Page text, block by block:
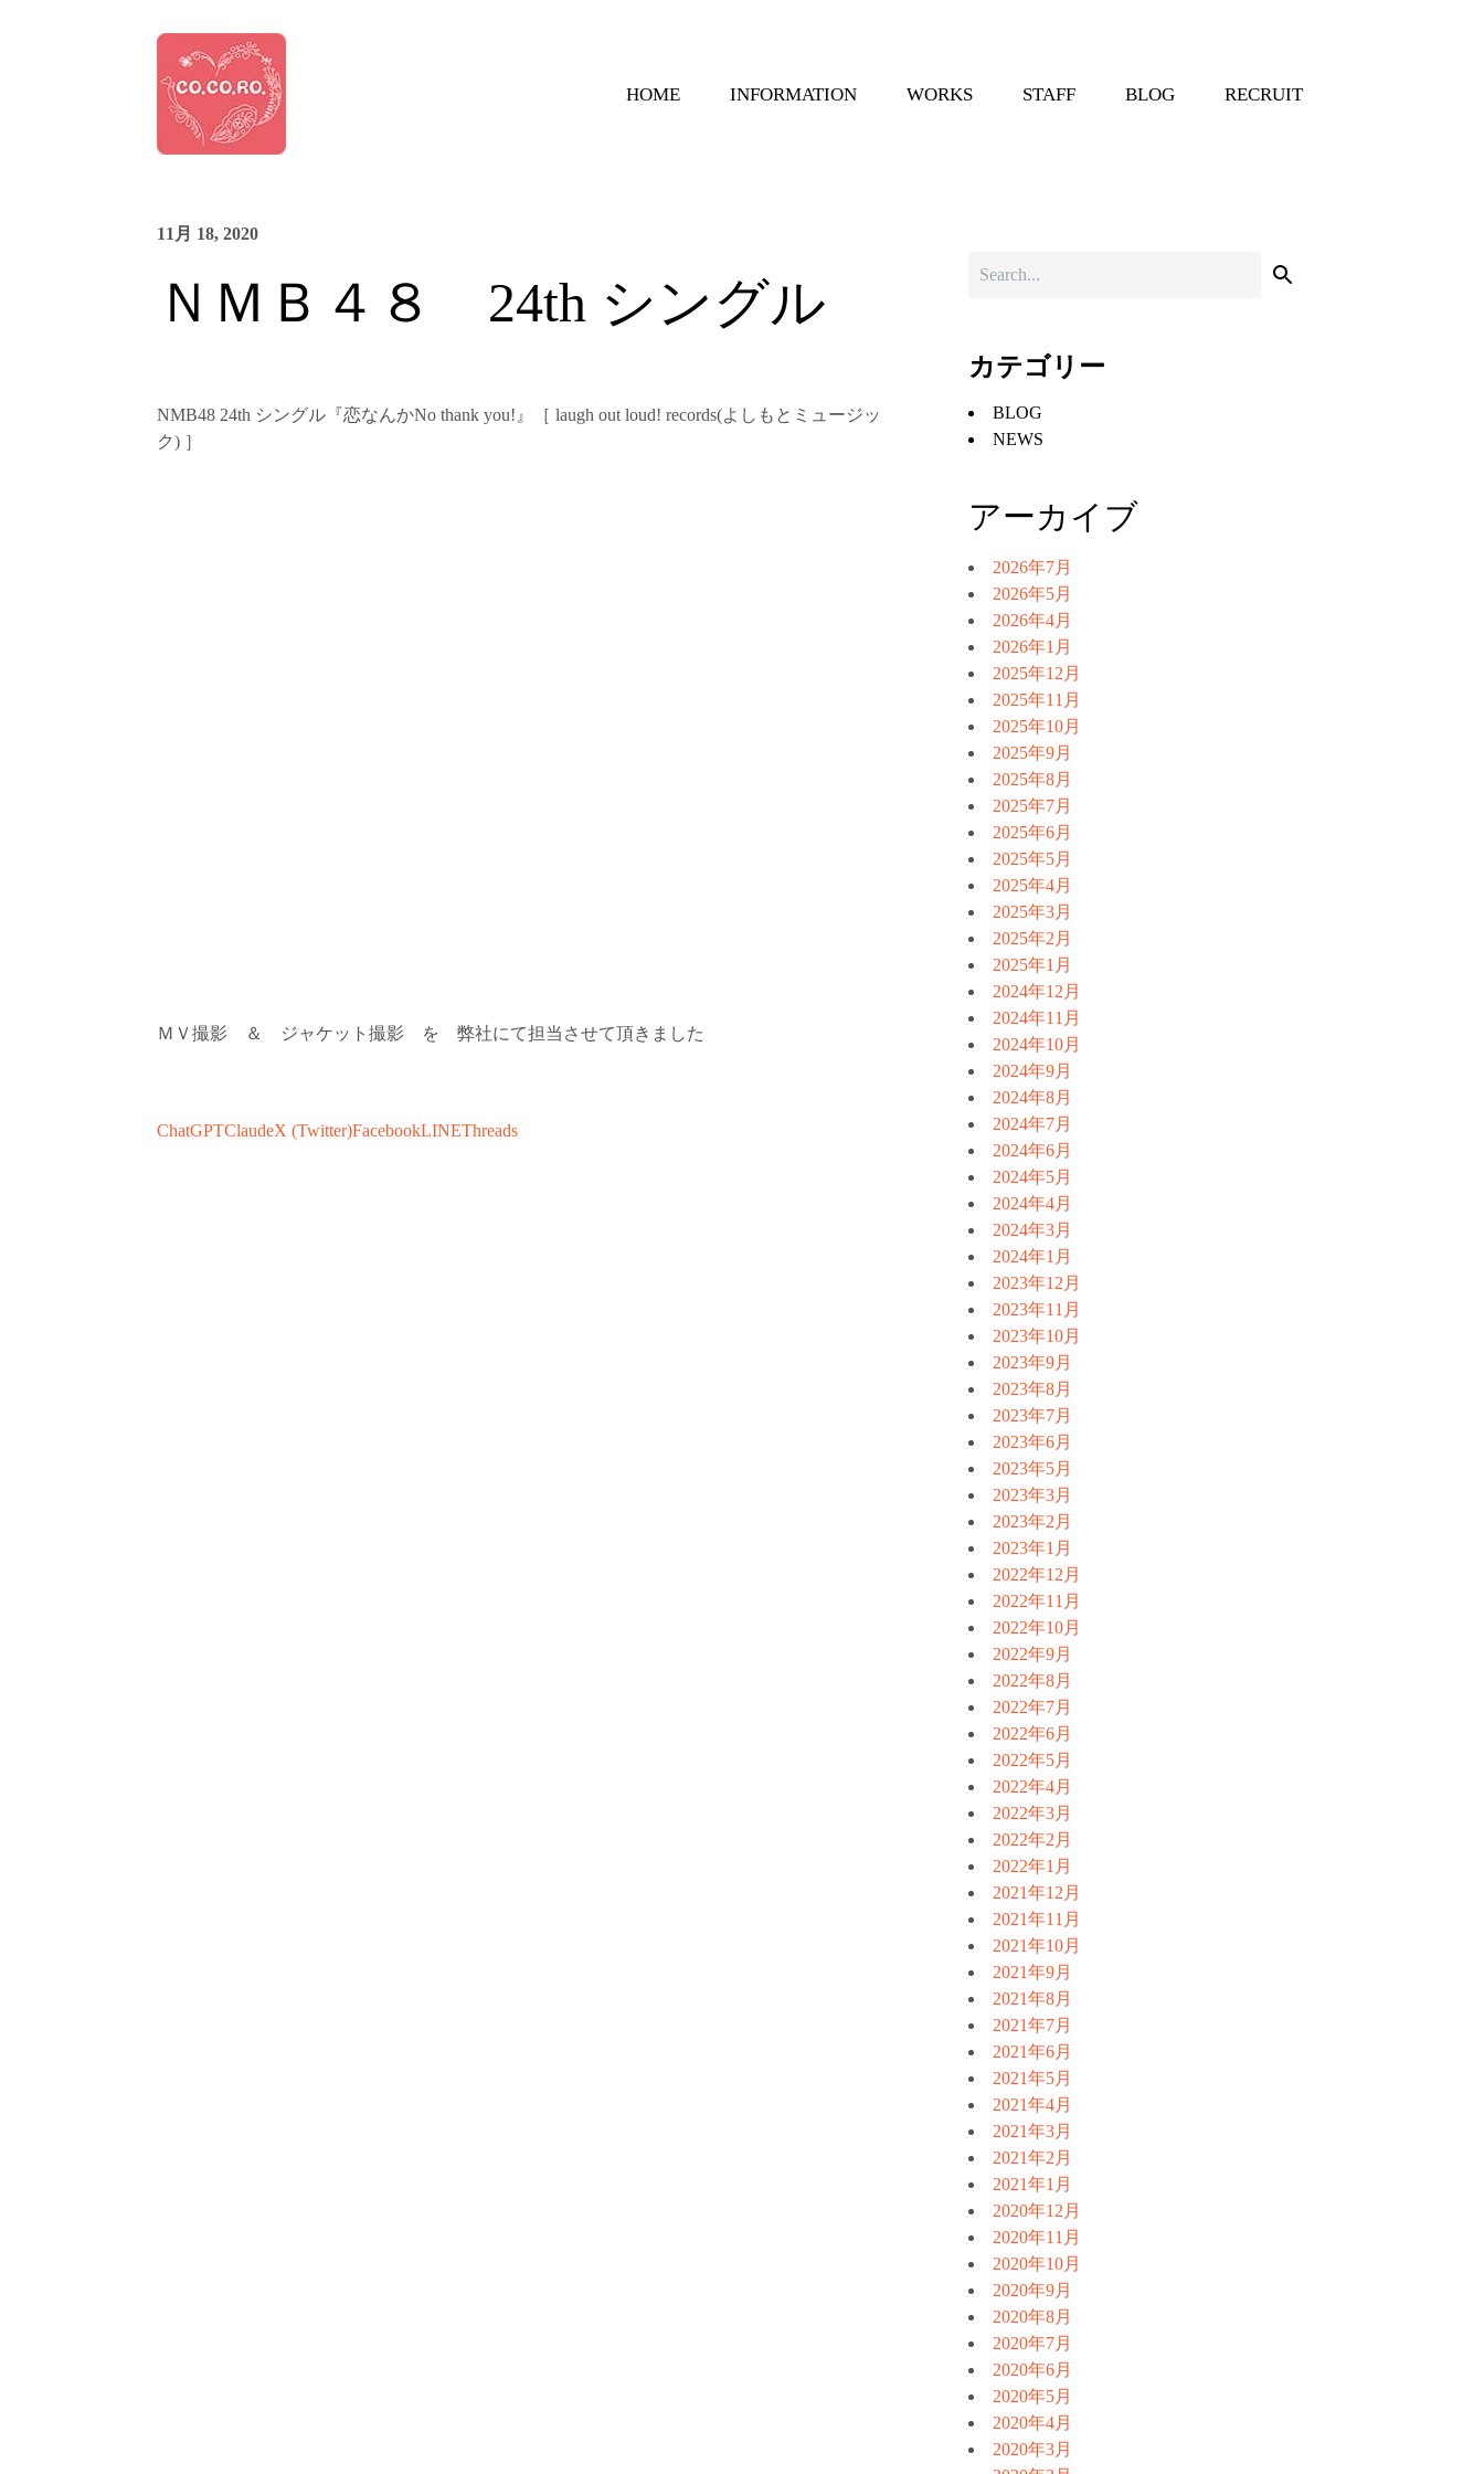
HOME INFORMATION WORKS STAFF BLOG RECRUIT
11月 18, 2020
ＮＭＢ４８ 24th シングル
NMB48 24th シングル『恋なんかNo thank you!』［ laugh out loud! records(よしもとミュージッ
ク) ］
ＭＶ撮影 ＆ ジャケット撮影 を 弊社にて担当させて頂きました
ChatGPTClaudeX (Twitter)FacebookLINEThreads
カテゴリー
BLOG
NEWS
アーカイブ
2026年7月
2026年5月
2026年4月
2026年1月
2025年12月
2025年11月
2025年10月
2025年9月
2025年8月
2025年7月
2025年6月
2025年5月
2025年4月
2025年3月
2025年2月
2025年1月
2024年12月
2024年11月
2024年10月
2024年9月
2024年8月
2024年7月
2024年6月
2024年5月
2024年4月
2024年3月
2024年1月
2023年12月
2023年11月
2023年10月
2023年9月
2023年8月
2023年7月
2023年6月
2023年5月
2023年3月
2023年2月
2023年1月
2022年12月
2022年11月
2022年10月
2022年9月
2022年8月
2022年7月
2022年6月
2022年5月
2022年4月
2022年3月
2022年2月
2022年1月
2021年12月
2021年11月
2021年10月
2021年9月
2021年8月
2021年7月
2021年6月
2021年5月
2021年4月
2021年3月
2021年2月
2021年1月
2020年12月
2020年11月
2020年10月
2020年9月
2020年8月
2020年7月
2020年6月
2020年5月
2020年4月
2020年3月